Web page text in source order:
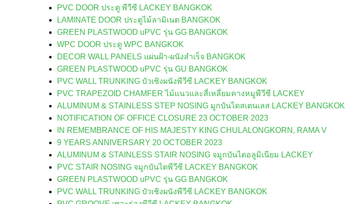
PVC DOOR ประตู พีวีซี LACKEY BANGKOK
LAMINATE DOOR ประตูไม้ลามิเนต BANGKOK
GREEN PLASTWOOD uPVC รุ่น GG BANGKOK
WPC DOOR ประตู WPC BANGKOK
DECOR WALL PANELS แผ่นฝ้า-ผนังสำเร็จ BANGKOK
GREEN PLASTWOOD uPVC รุ่น GU BANGKOK
PVC WALL TRUNKING บัวเชิงผนังพีวีซี LACKEY BANGKOK
PVC TRAPEZOID CHAMFER ไม้แนวและสี่เหลี่ยมคางหมูพีวีซี LACKEY
ALUMINUM & STAINLESS STEP NOSING มูกบันไดสเตนเลส LACKEY BANGKOK
NOTIFICATION OF OFFICE CLOSURE 23 OCTOBER 2023
IN REMEMBRANCE OF HIS MAJESTY KING CHULALONGKORN, RAMA V
9 YEARS ANNIVERSARY 20 OCTOBER 2023
ALUMINUM & STAINLESS STAIR NOSING จมูกบันไดอลูมิเนียม LACKEY
PVC STAIR NOSING จมูกบันไดพีวีซี LACKEY BANGKOK
GREEN PLASTWOOD uPVC รุ่น GG BANGKOK
PVC WALL TRUNKING บัวเชิงผนังพีวีซี LACKEY BANGKOK